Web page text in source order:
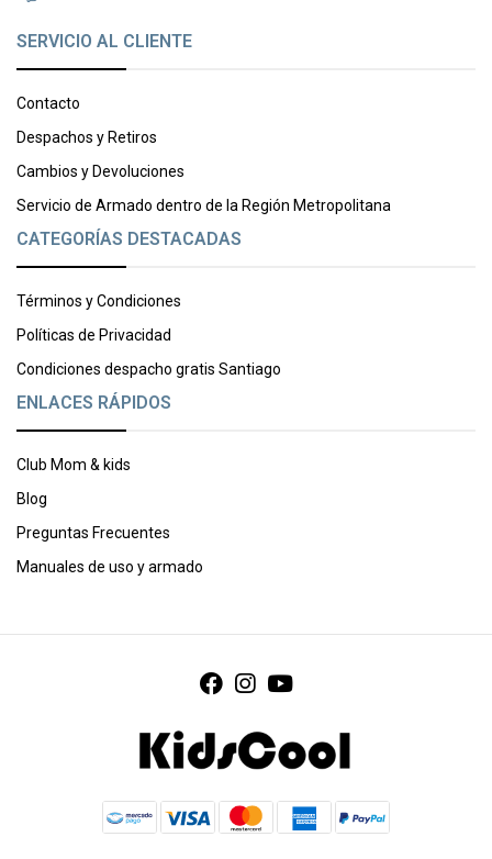
SERVICIO AL CLIENTE
Contacto
Despachos y Retiros
Cambios y Devoluciones
Servicio de Armado dentro de la Región Metropolitana
CATEGORÍAS DESTACADAS
Términos y Condiciones
Políticas de Privacidad
Condiciones despacho gratis Santiago
ENLACES RÁPIDOS
Club Mom & kids
Blog
Preguntas Frecuentes
Manuales de uso y armado